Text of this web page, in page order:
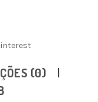
(0)